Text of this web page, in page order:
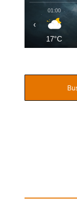
01:00
17°C
‹